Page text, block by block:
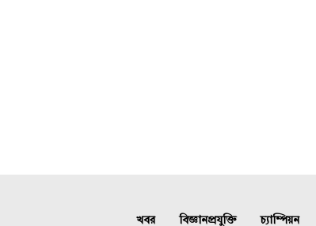
খবর বিজ্ঞানপ্রযুক্তি চ্যাম্পিয়ন